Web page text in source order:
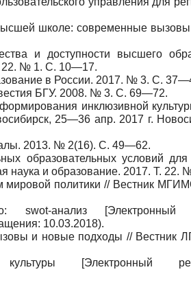
школе: современные
и доступности высшего
22. № 1. C. 10—17.
в России. 2017. № 3. С.
БГУ. 2008. № 3. С. 69—72.
инклюзивной
25—36 апр. 2017 г.
2013. № 2(16). С. 49—62.
образовательных условий
наука и образование. 2017. Т.
мировой политики // Вестник
swot-анализ
10.03.2018).
и новые подходы // Вестник
культуры [Электронный